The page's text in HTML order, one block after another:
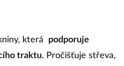
která
podporuje
traktu. Pročišťuje střeva,